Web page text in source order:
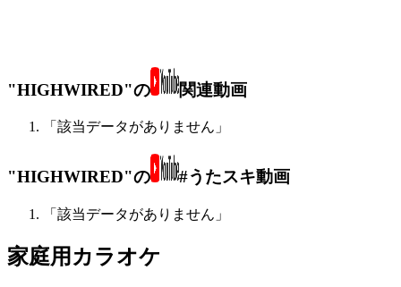
"HIGHWIRED"の 関連動画
「該当データがありません」
"HIGHWIRED"の #うたスキ動画
「該当データがありません」
家庭用カラオケ